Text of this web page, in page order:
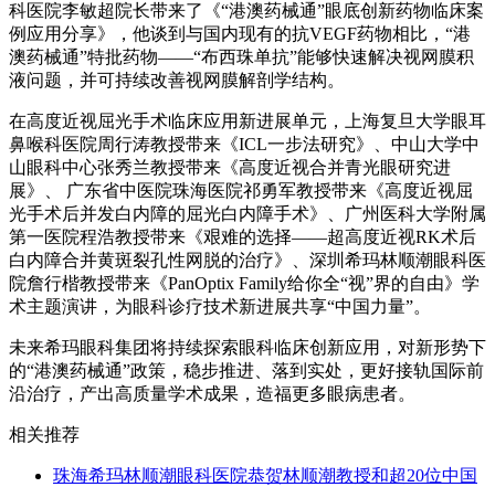
科医院李敏超院长带来了《“港澳药械通”眼底创新药物临床案
例应用分享》，他谈到与国内现有的抗VEGF药物相比，“港
澳药械通”特批药物——“布西珠单抗”能够快速解决视网膜积
液问题，并可持续改善视网膜解剖学结构。
在高度近视屈光手术临床应用新进展单元，上海复旦大学眼耳
鼻喉科医院周行涛教授带来《ICL一步法研究》、中山大学中
山眼科中心张秀兰教授带来《高度近视合并青光眼研究进
展》、 广东省中医院珠海医院祁勇军教授带来《高度近视屈
光手术后并发白内障的屈光白内障手术》、广州医科大学附属
第一医院程浩教授带来《艰难的选择——超高度近视RK术后
白内障合并黄斑裂孔性网脱的治疗》、深圳希玛林顺潮眼科医
院詹行楷教授带来《PanOptix Family给你全“视”界的自由》学
术主题演讲，为眼科诊疗技术新进展共享“中国力量”。
未来希玛眼科集团将持续探索眼科临床创新应用，对新形势下
的“港澳药械通”政策，稳步推进、落到实处，更好接轨国际前
沿治疗，产出高质量学术成果，造福更多眼病患者。
相关推荐
珠海希玛林顺潮眼科医院恭贺林顺潮教授和超20位中国